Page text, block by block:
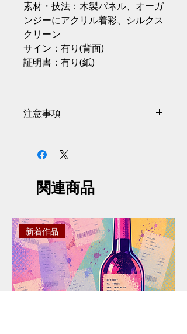
素材・技法：木製パネル、オーガ
ンジーにアクリル着彩、シルクス
クリーン
サイン：有り(背面)
証明書：有り(紙)
注意事項
掲載情報から0.5〜1cmの誤差があ
る場合がございます。
ジや色味が異なる場合がございま
す。予めご了承ください。
く変更する場合がございます。予
めご了承ください。
ご注文は決済が完了した時点とな
ります。決済完了後に在庫確認・
確保いたします。決済完了での在
庫確保確約ではない旨ご了承くだ
関連商品
新着作品